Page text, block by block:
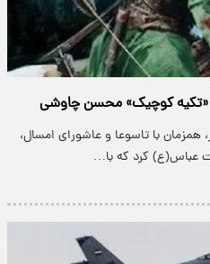
«تکیه کوچیک» محسن چاوشی
با تاسوعا و عاشورای امسال،
عباس(ع) کرد که با…